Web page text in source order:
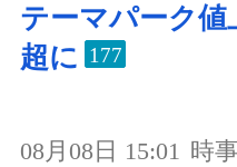
テーマパーク値
超に 177
08月08日 15:01 時